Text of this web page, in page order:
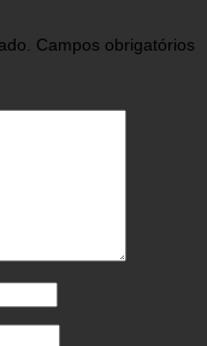
Campos obrigatórios